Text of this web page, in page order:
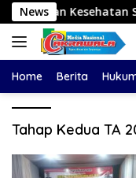
Langsung
ke
konten
News Serta
Home Berita
Tahap Kedua TA